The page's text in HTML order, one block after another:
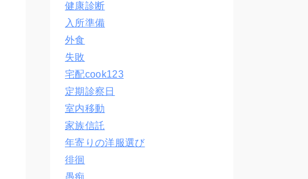
健康診断
入所準備
外食
失敗
宅配cook123
定期診察日
室内移動
家族信託
年寄りの洋服選び
徘徊
愚痴